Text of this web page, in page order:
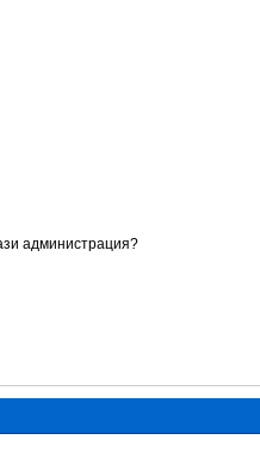
администрация?